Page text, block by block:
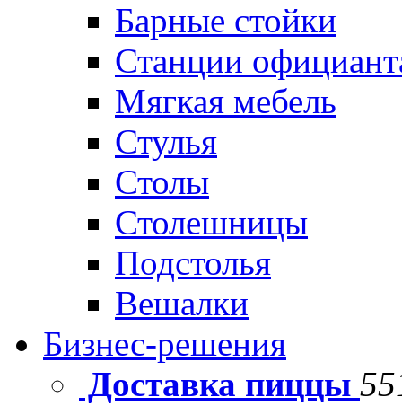
Барные стойки
Станции
Мягкая мебель
Стулья
Столы
Столешницы
Подстолья
Вешалки
Бизнес-решения
Доставка пиццы